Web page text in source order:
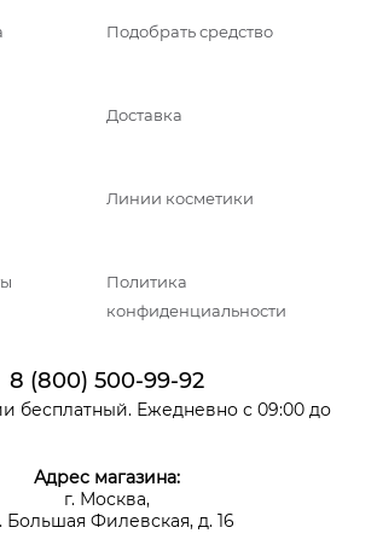
Подобрать средство
Доставка
Линии косметики
Политика
конфиденциальности
8 (800) 500-99-92
бесплатный. Ежедневно с 09:00 до
Адрес магазина:
г. Москва,
Большая Филевская, д. 16